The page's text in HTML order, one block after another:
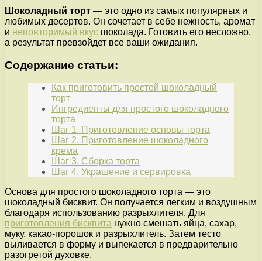
Шоколадный торт — это одно из самых популярных и
любимых десертов. Он сочетает в себе нежность, аромат
и неповторимый вкус шоколада. Готовить его несложно,
а результат превзойдет все ваши ожидания.
Содержание статьи:
Как приготовить простой шоколадный
торт
Ингредиенты для простого шоколадного
торта
Шаг 1. Приготовление основы торта
Шаг 2. Приготовление шоколадного
крема
Шаг 3. Сборка торта
Шаг 4. Украшение и сервировка
Основа для простого шоколадного торта — это
шоколадный бисквит. Он получается легким и воздушным
благодаря использованию разрыхлителя. Для
приготовления бисквита нужно смешать яйца, сахар,
муку, какао-порошок и разрыхлитель. Затем тесто
выливается в форму и выпекается в предварительно
разогретой духовке.